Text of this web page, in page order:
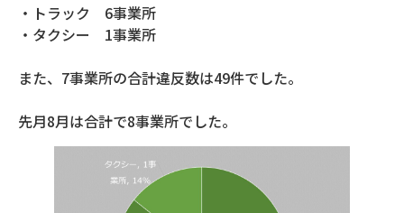
・トラック 6事業所
・タクシー 1事業所
また、7事業所の合計違反数は49件でした。
先月8月は合計で8事業所でした。